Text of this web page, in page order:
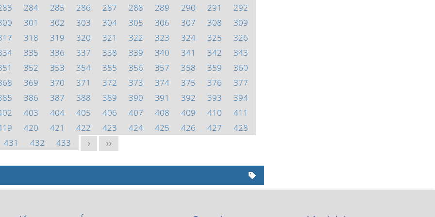
284 285 286 287 288 289 290 291
292
301 302 303 304 305 306 307 308
309
318 319 320 321 322 323 324 325
326
335 336 337 338 339 340 341 342
343
352 353 354 355 356 357 358 359
360
369 370 371 372 373 374 375 376
377
386 387 388 389 390 391 392 393
394
403 404 405 406 407 408 409 410
411
420 421 422 423 424 425 426 427
428
431
432 433 > >>